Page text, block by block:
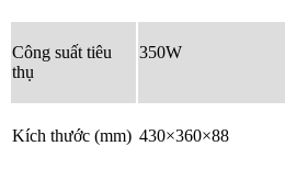
Công suất tiêu
thụ
350W
Kích thước (mm) 430×360×88